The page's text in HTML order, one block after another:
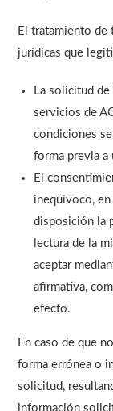
El tratamiento de
jurídicas que
La solicitud
servicios de
condiciones
forma previa a
El
inequívoco,
disposición la
lectura de la
aceptar
afirmativa,
efecto.
En caso de que
forma errónea o
solicitud,
información